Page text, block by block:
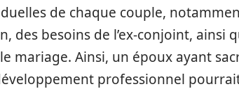
de chaque couple,
des besoins de l’ex-conjoint, ainsi
mariage. Ainsi, un époux ayant
professionnel